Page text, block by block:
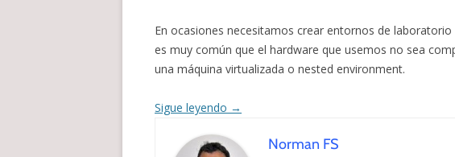
En ocasiones necesitamos crear entornos de
es muy común que el hardware que usemos no sea
una máquina virtualizada o nested environment.
Sigue leyendo →
Norman FS